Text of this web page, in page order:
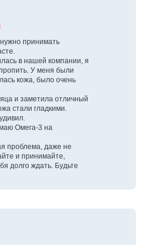
принимать
в нашей компании, я
У меня были
кожа, было очень
и заметила отличный
стали гладкими.
Омега-3 на
проблема, даже не
и принимайте,
долго ждать. Будьте